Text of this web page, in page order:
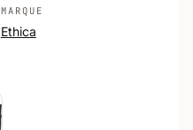
MARQUE
Ethica